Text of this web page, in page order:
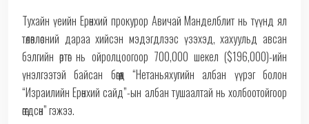
Тухайн үеийн Ерөнхий прокурор Авичай Манделблит нь түүнд ял
төлөвлөсний дараа хийсэн мэдэгдлээс үзэхэд, хахуульд авсан
бэлгийн өртөг нь ойролцоогоор 700,000 шекел ($196,000)-ийн
үнэлгээтэй байсан бөгөөд “Нетаньяхугийн албан үүрэг болон
“Израилийн Ерөнхий сайд”-ын албан тушаалтай нь холбоотойгоор
өгөгдсөн” гэжээ.